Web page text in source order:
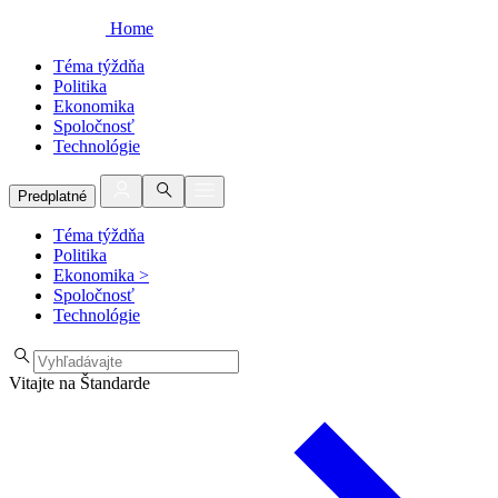
Home
Téma týždňa
Politika
Ekonomika
Spoločnosť
Technológie
Predplatné
Téma týždňa
Politika
Ekonomika >
Spoločnosť
Technológie
Vitajte na Štandarde